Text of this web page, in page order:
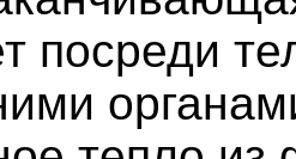
посреди